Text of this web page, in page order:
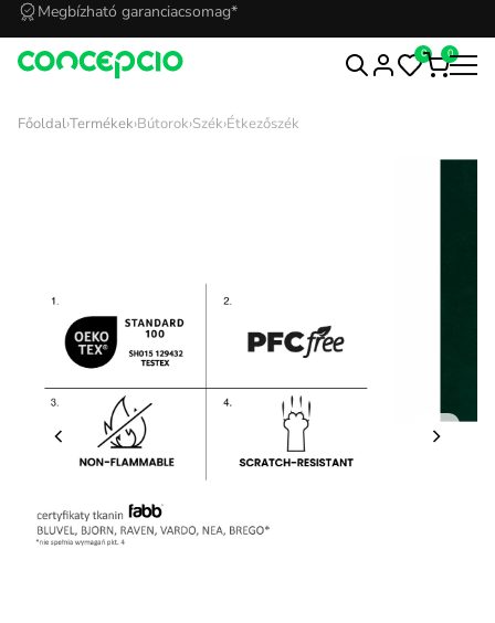
Kedvezmények Concepcioshop klubtagoknak
0 0
Főoldal›Termékek›Bútorok›Szék›Étkezőszék